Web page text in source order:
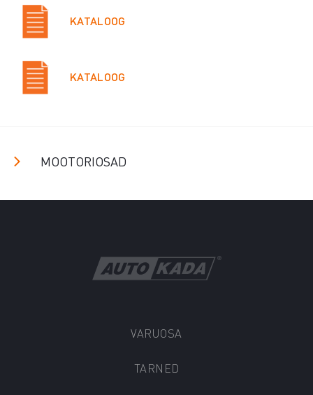
KATALOOG
KATALOOG
MOOTORIOSAD
VARUOSA
TARNED